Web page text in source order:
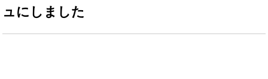
ュにしました